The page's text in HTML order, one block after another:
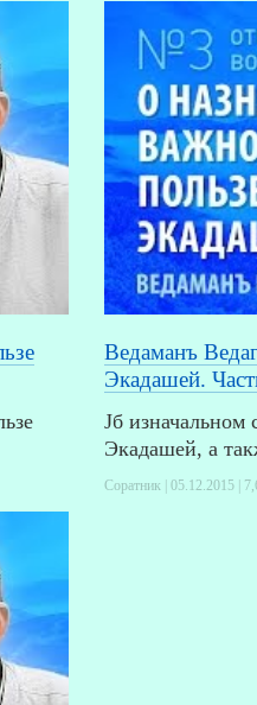
Ведаманъ
Экадашей.
Jб изначальном
Экадашей, а
Соратник | 05.12.2015 |